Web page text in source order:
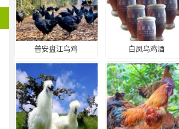
普安盘江乌鸡 白凤乌鸡酒